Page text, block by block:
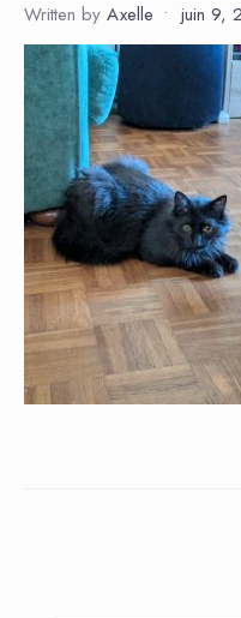
Written by Axelle • juin 9,